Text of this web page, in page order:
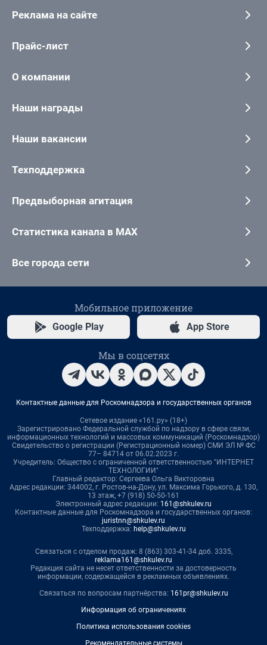
Реклама на сайте
Прайс-лист
О компании
Наши награды
Наши вакансии
Техподдержка
Предвыборная агитация
Статистика канала в MAX
Все города сети
Мобильное приложение
Google Play App Store
Мы в соцсетях
Контактные данные для Роскомнадзора и государственных органов
Сетевое издание «161.ру» (18+)
Зарегистрировано Федеральной службой по надзору в сфере связи,
информационных технологий и массовых коммуникаций (Роскомнадзор)
Свидетельство о регистрации (Регистрационный номер) СМИ ЭЛ № ФС
77– 84714 от 06.02.2023 г.
Учредитель: Общество с ограниченной ответственностью "ИНТЕРНЕТ
ТЕХНОЛОГИИ"
Главный редактор: Сергеева Ольга Викторовна
Адрес редакции: 344002, г. Ростов-на-Дону, ул. Максима Горького, д. 130,
13 этаж, +7 (918) 50-50-161
Электронный адрес редакции: 161@shkulev.ru
Контактные данные для Роскомнадзора и государственных органов:
juristnn@shkulev.ru
Техподдержка: help@shkulev.ru
Связаться с отделом продаж: 8 (863) 303-41-34 доб. 3335,
reklama161@shkulev.ru
Редакция сайта не несет ответственности за достоверность
информации, содержащейся в рекламных объявлениях.
Связаться по вопросам партнёрства: 161pr@shkulev.ru
Информация об ограничениях
Политика использования cookies
Рекомендательные системы